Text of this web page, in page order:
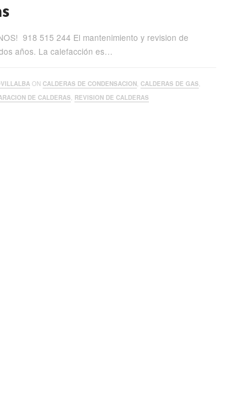
918 515 244 El mantenimiento y revision de
años. La calefacción es…
ON CALDERAS DE CONDENSACION, CALDERAS DE GAS,
DE CALDERAS, REVISION DE CALDERAS